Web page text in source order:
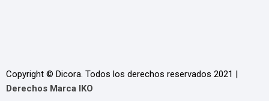
Copyright © Dicora. Todos los derechos reservados 2021 |
Derechos Marca IKO